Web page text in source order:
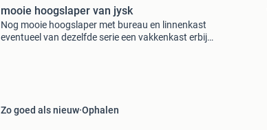
mooie hoogslaper van jysk
Nog mooie hoogslaper met bureau en linnenkast
eventueel van dezelfde serie een vakkenkast erbij
Zo goed als nieuw Ophalen